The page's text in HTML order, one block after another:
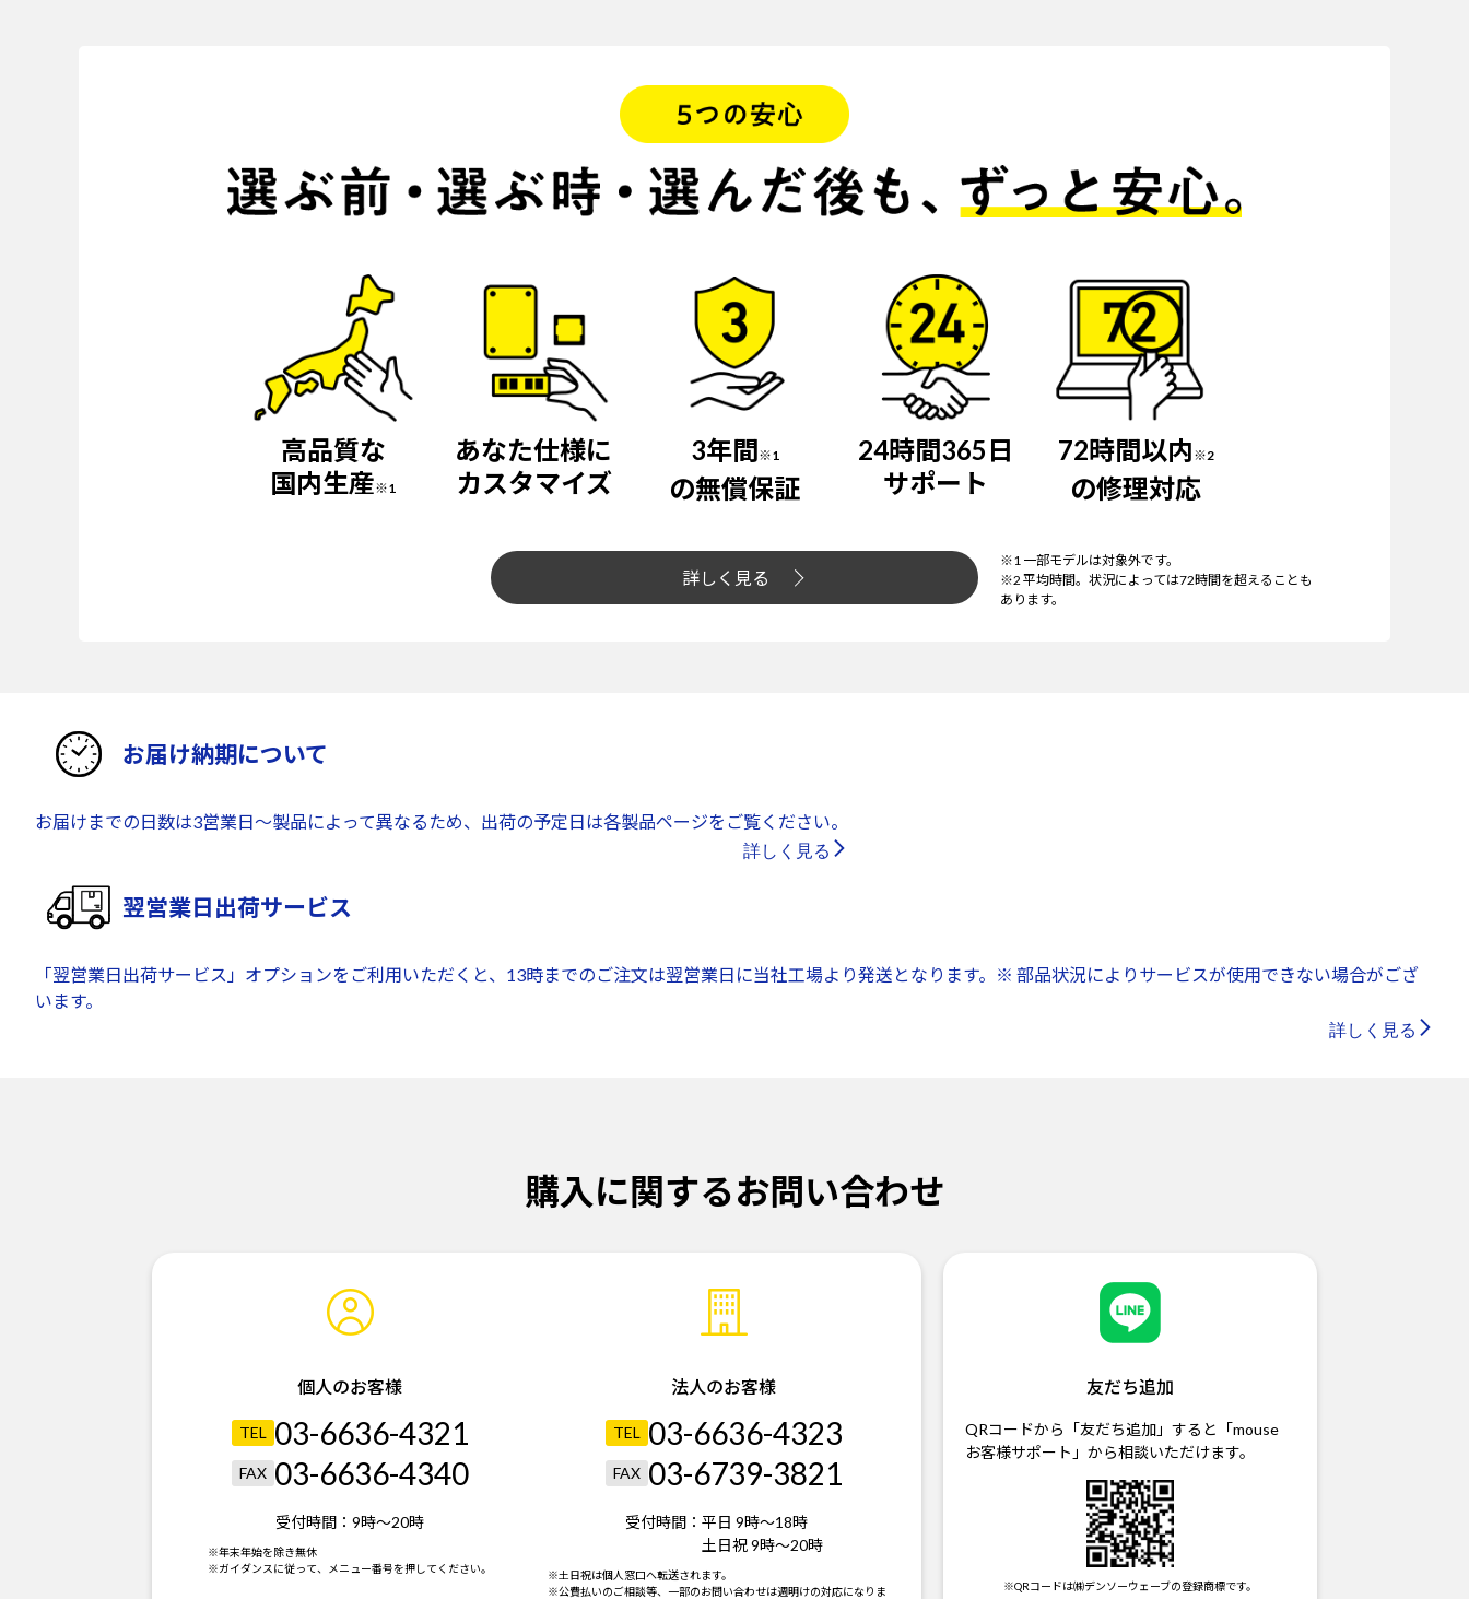
高品質な
国内生産※1
あなた仕様に
カスタマイズ
3年間※1
の無償保証
24時間365日
サポート
72時間以内 ※2
の修理対応
詳しく見る
※1 一部モデルは対象外です。
※2 平均時間。状況によっては72時間を超えることも
あります。
お届け納期について
お届けまでの日数は3営業日～製品によって異なるため、出荷の予定日は各製品ページをご覧ください。
詳しく見る
翌営業日出荷サービス
「翌営業日出荷サービス」オプションをご利用いただくと、13時までのご注文は翌営業日に当社工場より発送となります。※ 部品状況によりサービスが使用できない場合がござ
います。
詳しく見る
購入に関するお問い合わせ
個人のお客様
TEL 03-6636-4321
FAX 03-6636-4340
受付時間：9時～20時
※年末年始を除き無休
※ガイダンスに従って、メニュー番号を押してください。
法人のお客様
TEL 03-6636-4323
FAX 03-6739-3821
受付時間： 平日 9時～18時
土日祝 9時～20時
※土日祝は個人窓口へ転送されます。
※公費払いのご相談等、一部のお問い合わせは週明けの対応になりま
友だち追加
QRコードから「友だち追加」すると「mouse
お客様サポート」から相談いただけます。
※QRコードは㈱デンソーウェーブの登録商標です。